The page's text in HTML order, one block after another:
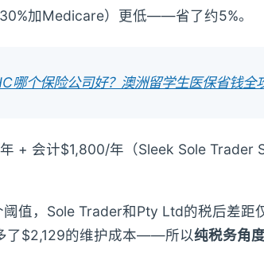
加Medicare）更低——省了约5%。
哪个保险公司好？澳洲留学生医保省钱全
+ 会计$1,800/年（Sleek Sole Trader
值，Sole Trader和Pty Ltd的税后差距
了$2,129的维护成本——所以纯税务角